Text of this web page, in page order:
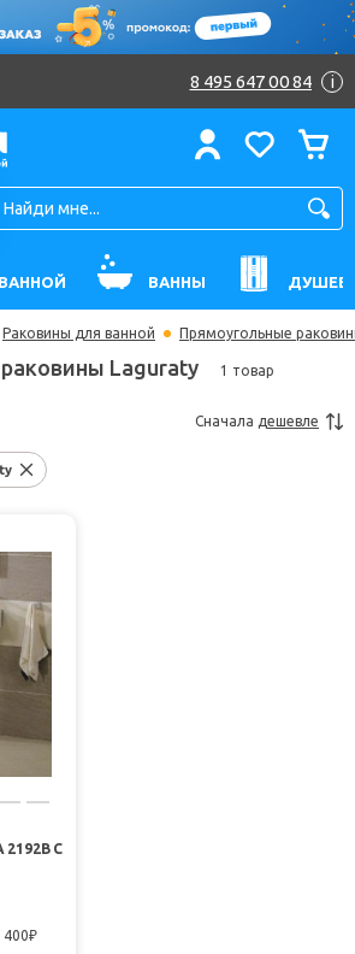
8 495 647 00 84 i
ВАННЫ
Раковины для ванной Прямоугольные
Laguraty 1 товар
Сначала дешевле
2192B С
400₽